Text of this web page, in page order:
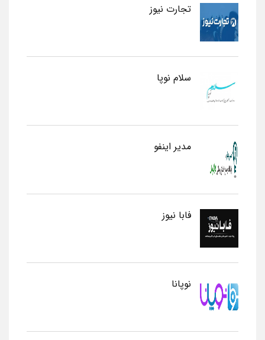
تجارت نیوز
سلام نوپا
مدیر اینفو
فابا نیوز
نوپانا